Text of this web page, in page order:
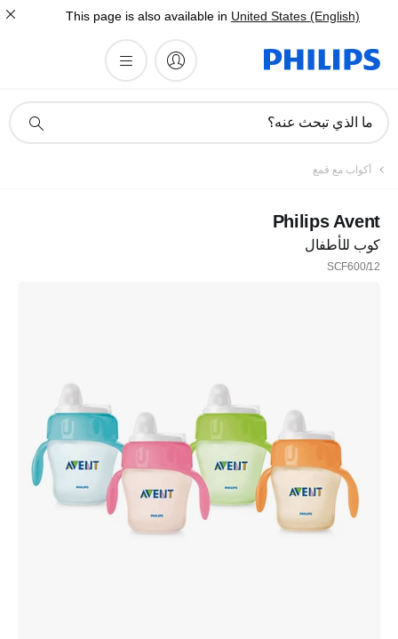
This page is also available in United States (English)
دعم
ما الذي تبحث عنه؟
أكواب مع قمع
Philips Avent
كوب للأطفال
SCF600/12